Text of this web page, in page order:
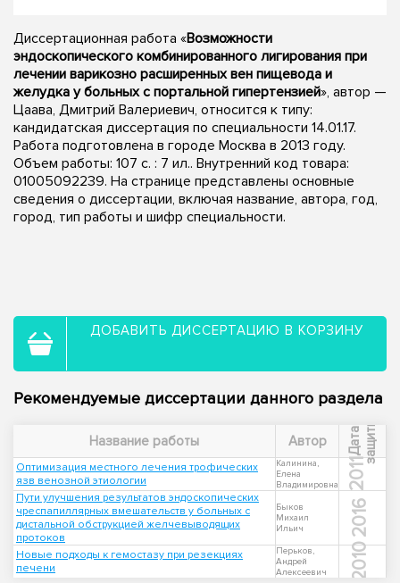
Диссертационная работа «Возможности
эндоскопического комбинированного лигирования при
лечении варикозно расширенных вен пищевода и
желудка у больных с портальной гипертензией», автор —
Цаава, Дмитрий Валериевич, относится к типу:
кандидатская диссертация по специальности 14.01.17.
Работа подготовлена в городе Москва в 2013 году.
Объем работы: 107 с. : 7 ил.. Внутренний код товара:
01005092239. На странице представлены основные
сведения о диссертации, включая название, автора, год,
город, тип работы и шифр специальности.
ДОБАВИТЬ ДИССЕРТАЦИЮ В КОРЗИНУ
Рекомендуемые диссертации данного раздела
Название работы Автор Д
а
т
а
з
а
щ
и
т ы
Оптимизация местного лечения трофических
язв венозной этиологии
Калинина,
Елена
Владимировна
2011
Пути улучшения результатов эндоскопических
чреспапиллярных вмешательств у больных с
дистальной обструкцией желчевыводящих
протоков
Быков
Михаил
Ильич
2016
Новые подходы к гемостазу при резекциях
печени
Перьков,
Андрей
Алексеевич
2010